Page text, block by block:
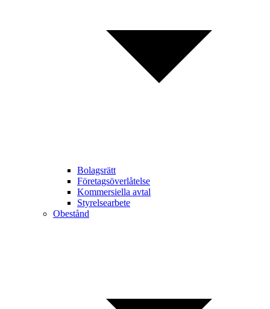
Bolagsrätt
Företagsöverlåtelse
Kommersiella avtal
Styrelsearbete
Obestånd